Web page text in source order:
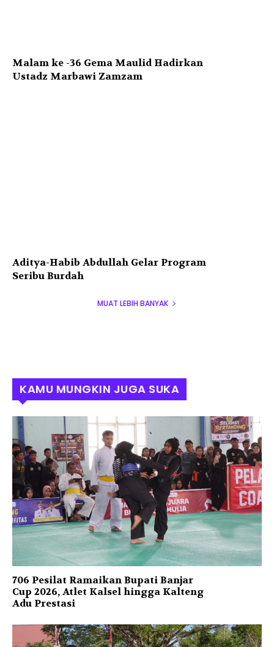
Malam ke -36 Gema Maulid Hadirkan
Ustadz Marbawi Zamzam
Aditya-Habib Abdullah Gelar Program
Seribu Burdah
MUAT LEBIH BANYAK
KAMU MUNGKIN JUGA SUKA
706 Pesilat Ramaikan Bupati Banjar
Cup 2026, Atlet Kalsel hingga Kalteng
Adu Prestasi